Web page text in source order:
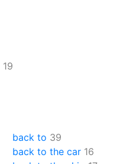
19
back to 39
back to the car 16